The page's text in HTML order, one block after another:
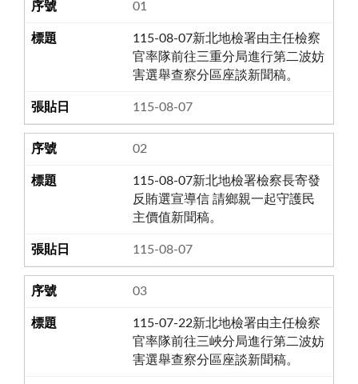
01
115-08-07新北地檢署由主任檢察
官率隊前往三重分局進行第二波妨
害選舉查察分區座談新聞稿。
115-08-07
02
115-08-07新北地檢署檢察長寄發
反賄選宣導信 請鄉親一起守護民
主價值新聞稿。
115-08-07
03
115-07-22新北地檢署由主任檢察
官率隊前往三峽分局進行第二波妨
害選舉查察分區座談新聞稿。